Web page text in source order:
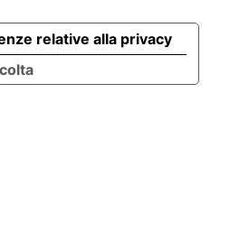
relative alla privacy